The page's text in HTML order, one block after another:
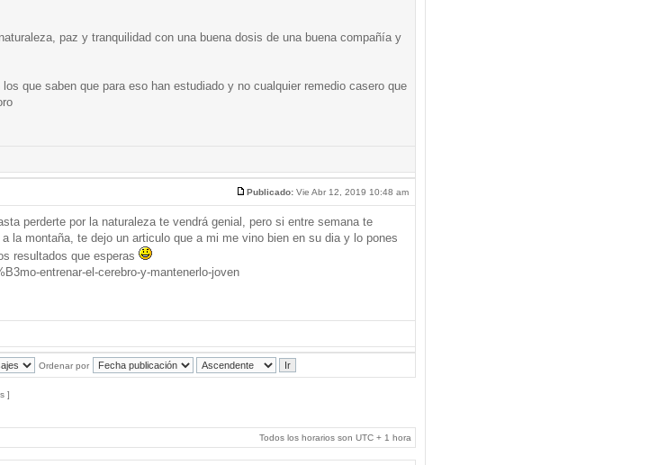
paz y tranquilidad con una buena dosis de una buena compañía y
que saben que para eso han estudiado y no cualquier remedio casero que
Publicado:Vie Abr 12, 2019 10:48 am
perderte por la naturaleza te vendrá genial, pero si entre semana te
la montaña, te dejo un articulo que a mi me vino bien en su dia y lo pones
resultados que esperas
entrenar-el-cerebro-y-mantenerlo-joven
Ordenar por
]
Todos los horarios son UTC + 1 hora